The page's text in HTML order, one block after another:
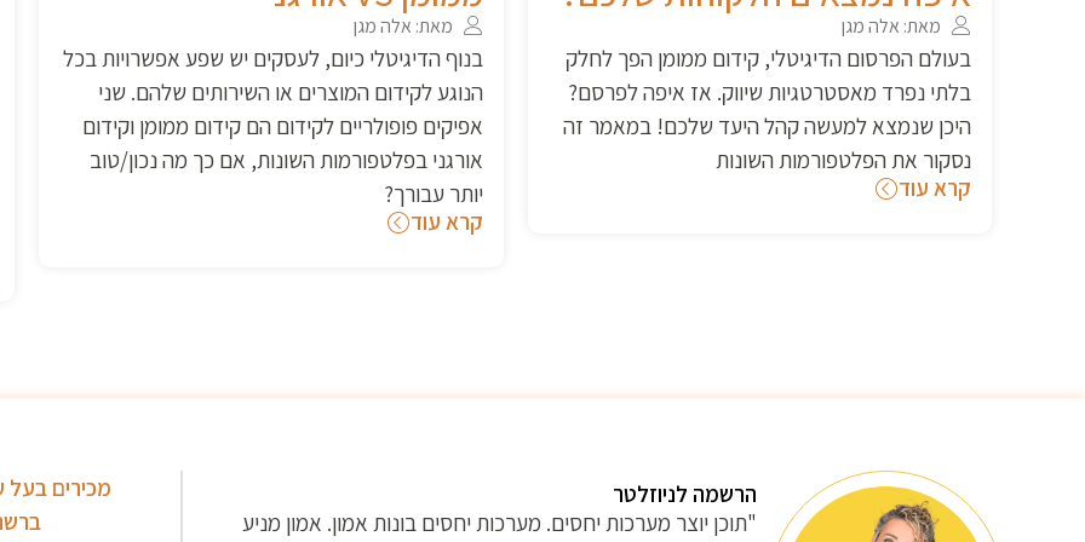
מאת: אלה מגן
בנוף הדיגיטלי כיום, לעסקים יש שפע אפשרויות בכל
הנוגע לקידום המוצרים או השירותים שלהם. שני
אפיקים פופולריים לקידום הם קידום ממומן וקידום
אורגני בפלטפורמות השונות, אם כך מה נכון/טוב
יותר עבורך?
מאת: אלה מגן
בעידן הדיגיטלי כיום, שבו התחרות עזה, עסקים
מחפשים כל הזמן דרכים יעילות להגיע אל קהל היעד
שלהם. בין אסטרטגיות השיווק השונות הזמינות,
קידום ממומן בגוגל התגלה ככלי רב עוצמה להגברת
נראות, מעורבות ובסופו של דבר מביא תוצאות
ולהמרות
הרשמה לניוזלטר
"תוכן יוצר מערכות יחסים. מערכות יחסים בונות אמון. אמון מניע
מכירים